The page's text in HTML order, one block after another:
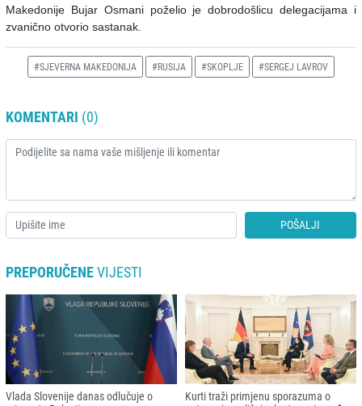
Makedonije Bujar Osmani poželio je dobrodošlicu delegacijama i
zvanično otvorio sastanak.
#SJEVERNA MAKEDONIJA #RUSIJA #SKOPLJE #SERGEJ LAVROV
KOMENTARI (0)
POŠALJI
PREPORUČENEVIJESTI
Vlada Slovenije danas odlučuje o
Kurti traži primjenu sporazuma o